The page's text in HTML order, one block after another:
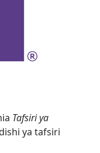
Tafsiri ya
ya tafsiri